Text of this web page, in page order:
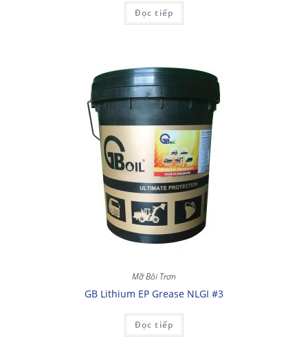
Đọc tiếp
Mỡ Bôi Trơn
GB Lithium EP Grease NLGI #3
Đọc tiếp